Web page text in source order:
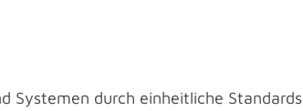
Systemen durch einheitliche Standards